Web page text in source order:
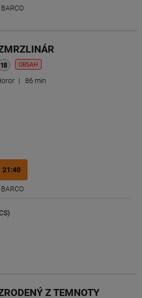
OBSAH
| 86 min
21:40
Z TEMNOTY